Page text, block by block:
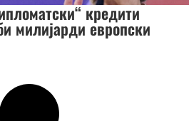
кредити
милијарди европски